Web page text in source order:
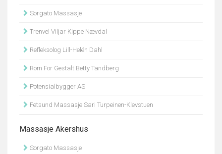
Sorgato Massasje
Trenvel Viljar Kippe Nævdal
Refleksolog Lill-Helén Dahl
Rom For Gestalt Betty Tandberg
Potensialbygger AS
Fetsund Massasje Sari Turpeinen-Klevstuen
Massasje Akershus
Sorgato Massasje